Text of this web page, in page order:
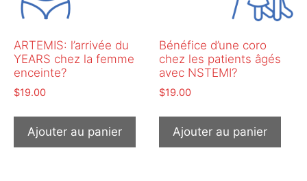
ARTEMIS: l’arrivée du
YEARS chez la femme
enceinte?
$19.00
Ajouter au panier
Bénéfice d’une coro
chez les patients âgés
avec NSTEMI?
$19.00
Ajouter au panier